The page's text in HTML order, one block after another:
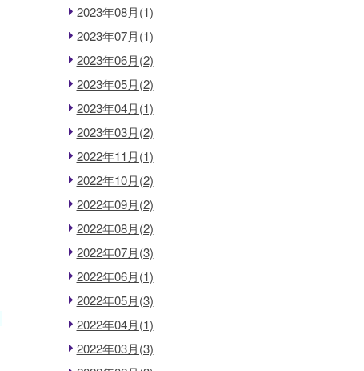
2023年08月(1)
2023年07月(1)
2023年06月(2)
2023年05月(2)
2023年04月(1)
2023年03月(2)
2022年11月(1)
2022年10月(2)
2022年09月(2)
2022年08月(2)
2022年07月(3)
2022年06月(1)
2022年05月(3)
2022年04月(1)
2022年03月(3)